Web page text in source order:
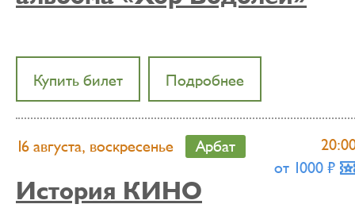
Купить билет Подробнее
16 августа, воскресенье Арбат
от 1000 ₶
История КИНО